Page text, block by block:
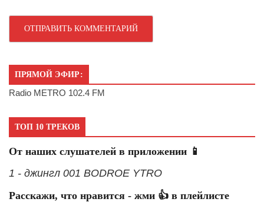
ПРЯМОЙ ЭФИР:
Radio METRO 102.4 FM
ТОП 10 ТРЕКОВ
От наших слушателей в приложении 📱
1 - джингл 001 BODROE YTRO
Расскажи, что нравится - жми 👍 в плейлисте